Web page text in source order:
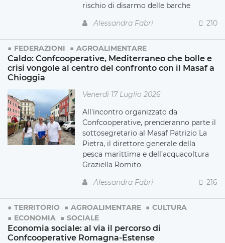
rischio di disarmo delle barche
Alessandra Fabri
210
FEDERAZIONI AGROALIMENTARE
Caldo: Confcooperative, Mediterraneo che bolle e
crisi vongole al centro del confronto con il Masaf a
Chioggia
Venerdì 17 Luglio 2026
All'incontro organizzato da
Confcooperative, prenderanno parte il
sottosegretario al Masaf Patrizio La
Pietra, il direttore generale della
pesca marittima e dell’acquacoltura
Graziella Romito
Alessandra Fabri
216
TERRITORIO AGROALIMENTARE
CULTURA
ECONOMIA
SOCIALE
Economia sociale: al via il percorso di
Confcooperative Romagna-Estense